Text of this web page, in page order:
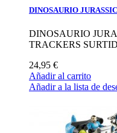
DINOSAURIO
DINOSAURIO
TRACKERS
24,95 €
Añadir al carrito
Añadir a la lista de